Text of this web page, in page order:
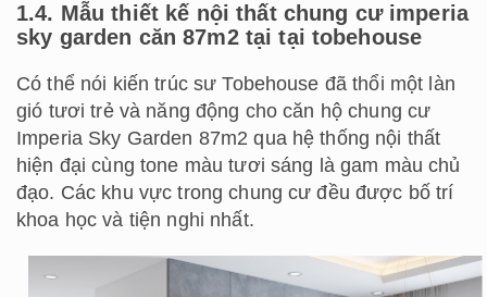
1.4. Mẫu thiết kế nội thất chung cư imperia
sky garden căn 87m2 tại tại tobehouse
Có thể nói kiến trúc sư Tobehouse đã thổi một làn
gió tươi trẻ và năng động cho căn hộ chung cư
Imperia Sky Garden 87m2 qua hệ thống nội thất
hiện đại cùng tone màu tươi sáng là gam màu chủ
đạo. Các khu vực trong chung cư đều được bố trí
khoa học và tiện nghi nhất.